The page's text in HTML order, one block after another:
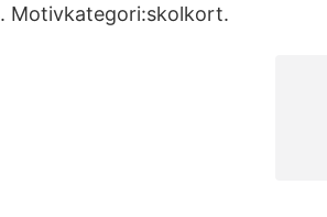
Motivkategori:skolkort.